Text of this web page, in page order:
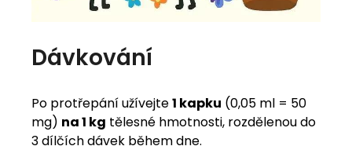
Dávkování
Po protřepání užívejte1 kapku (0,05 ml = 50
mg) na 1 kg tělesné hmotnosti, rozdělenou do
3 dílčích dávek během dne.